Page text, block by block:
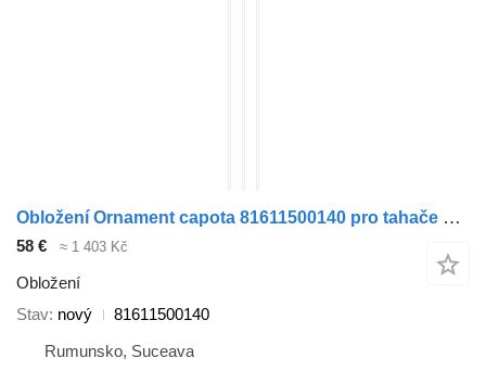
Obložení Ornament capota 81611500140 pro tahače MAN TGS
58 € ≈ 1 403 Kč
Obložení
Stav nový
81611500140
Rumunsko, Suceava